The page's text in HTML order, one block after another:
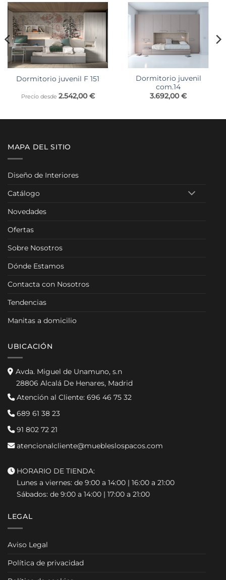
Dormitorio juvenil F 151
Precio desde 2.542,00€
Dormitorio juvenil
com.14
3.692,00€
MAPA DEL SITIO
Diseño de Interiores
Catálogo
Novedades
Ofertas
Sobre Nosotros
Dónde Estamos
Contacta con Nosotros
Tendencias
Manitas a domicilio
UBICACIÓN
Avda. Miguel de Unamuno, s.n
28806 Alcalá De Henares, Madrid
Atención al Cliente: 696 46 75 32
689 61 38 23
91 802 72 21
atencionalcliente@muebleslospacos.com
HORARIO DE TIENDA:
Lunes a viernes: de 9:00 a 14:00 | 16:00 a 21:00
Sábados: de 9:00 a 14:00 | 17:00 a 21:00
LEGAL
Aviso Legal
Política de privacidad